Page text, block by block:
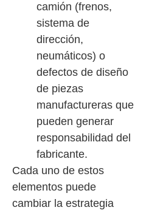
camión (frenos,
sistema de
dirección,
neumáticos) o
defectos de diseño
de piezas
manufactureras que
pueden generar
responsabilidad del
fabricante.
Cada uno de estos
elementos puede
cambiar la estrategia